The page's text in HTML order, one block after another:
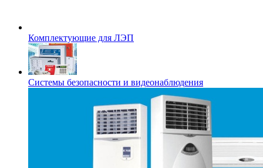
Комплектующие для ЛЭП
Системы безопасности и видеонаблюдения